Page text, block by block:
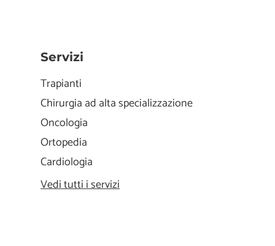
Servizi
Trapianti
Chirurgia ad alta specializzazione
Oncologia
Ortopedia
Cardiologia
Vedi tutti i servizi